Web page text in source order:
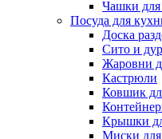
Чашки для
Посуда для
Доска
Сито и
Жаровни
Кастрюли
Ковшик
Крышки
Миски